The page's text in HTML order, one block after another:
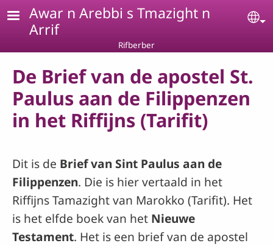
Skip to main content
Awar n Arebbi s Tmazight n
Arrif
Rifberber
De Brief van de apostel St.
Paulus aan de Filippenzen
in het Riffijns (Tarifit)
Dit is de Brief van Sint Paulus aan de
Filippenzen. Die is hier vertaald in het
Riffijns Tamazight van Marokko (Tarifit). Het
is het elfde boek van het Nieuwe
Testament. Het is een brief van de apostel